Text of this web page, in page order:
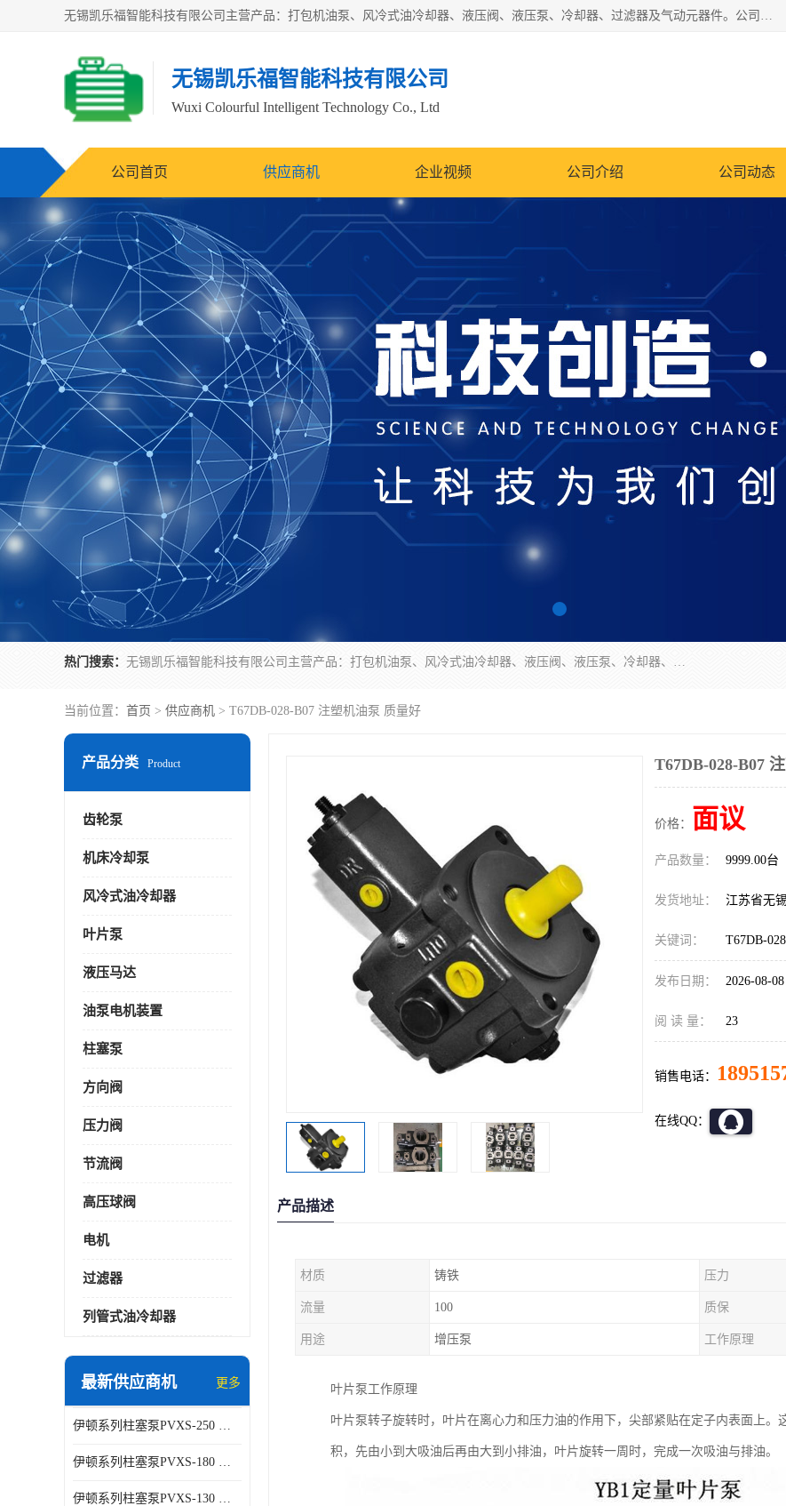
无锡凯乐福智能科技有限公司主营产品：打包机油泵、风冷式油冷却器、液压阀、液压泵、冷却器、过滤器及气动元器件。公司主导生产齿轮泵、齿轮马达、液压阀等产品。共计100多个系列、3000余种规格。覆盖了液压系统的动力元件、控制元件和执行元件，具备较强的成套供货、服务能力。
无锡凯乐福智能科技有限公司
Wuxi Colourful Intelligent Technology Co., Ltd
公司首页 供应商机 企业视频 公司介绍 公司动态
热门搜索： 无锡凯乐福智能科技有限公司主营产品：打包机油泵、风冷式油冷却器、液压阀、液压泵、冷却器、过滤器及气动元器件。公司主导生产齿轮泵、齿轮马达、液压阀等产品。共计100多个系列、3000余种规格。覆盖了液压系统的动力元件、控制元件和执行元件，具备较强的成套供货、服务能力。
当前位置： 首页 > 供应商机 > T67DB-028-B07 注塑机油泵 质量好
产品分类 Product
齿轮泵
机床冷却泵
风冷式油冷却器
叶片泵
液压马达
油泵电机装置
柱塞泵
方向阀
压力阀
节流阀
高压球阀
电机
过滤器
列管式油冷却器
最新供应商机 更多
伊顿系列柱塞泵PVXS-250 钢铁厂液压系统增压油泵
伊顿系列柱塞泵PVXS-180 钢铁厂液压系统增压油泵
伊顿系列柱塞泵PVXS-130 钢铁厂液压系统增压油泵
T67DB-028-B07
价格： 面议
产品数量： 9999.00台
发货地址： 江苏省无
关键词： T67DB-
发布日期： 2026-08-08
阅 读 量： 23
销售电话：
在线QQ：
产品描述
材质 铸铁 压力
流量 100 质保
用途 增压泵 工作原理
叶片泵工作原理
叶片泵转子旋转时，叶片在离心力和压力油的作用下，尖部紧贴在定子内表面上
积，先由小到大吸油后再由大到小排油，叶片旋转一周时，完成一次吸油与排油。